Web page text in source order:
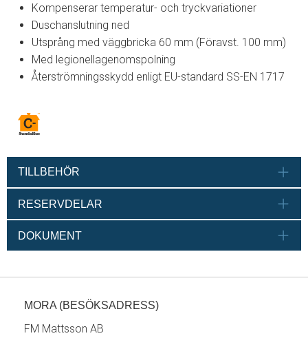
Kompenserar temperatur- och tryckvariationer
Duschanslutning ned
Utsprång med väggbricka 60 mm (Föravst. 100 mm)
Med legionellagenomspolning
Återströmningsskydd enligt EU-standard SS-EN 1717
TILLBEHÖR
RESERVDELAR
DOKUMENT
MORA (BESÖKSADRESS)
FM Mattsson AB